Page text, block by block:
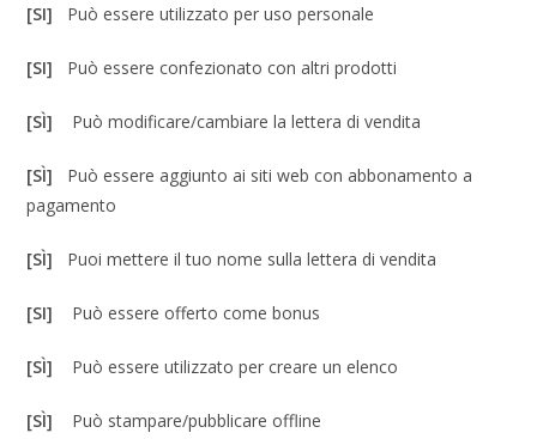
[SI] Può essere utilizzato per uso personale
[SI] Può essere confezionato con altri prodotti
[SÌ] Può modificare/cambiare la lettera di vendita
[SÌ] Può essere aggiunto ai siti web con abbonamento a
pagamento
[SÌ] Puoi mettere il tuo nome sulla lettera di vendita
[SI] Può essere offerto come bonus
[SÌ] Può essere utilizzato per creare un elenco
[SÌ] Può stampare/pubblicare offline